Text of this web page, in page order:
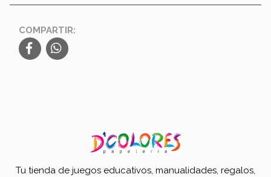
COMPARTIR:
Tu tienda de juegos educativos, manualidades, regalos,